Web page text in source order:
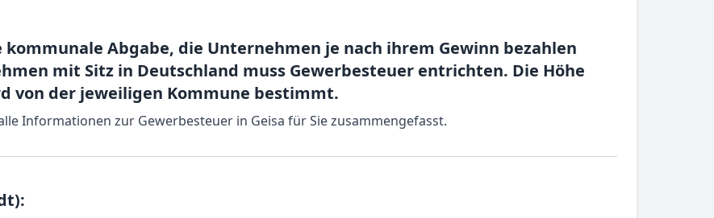
Abgabe, die Unternehmen je nach ihrem Gewinn bezahlen
mit Sitz in Deutschland muss Gewerbesteuer entrichten. Die Höhe
von der jeweiligen Kommune bestimmt.
Informationen zur Gewerbesteuer in Geisa für Sie zusammengefasst.